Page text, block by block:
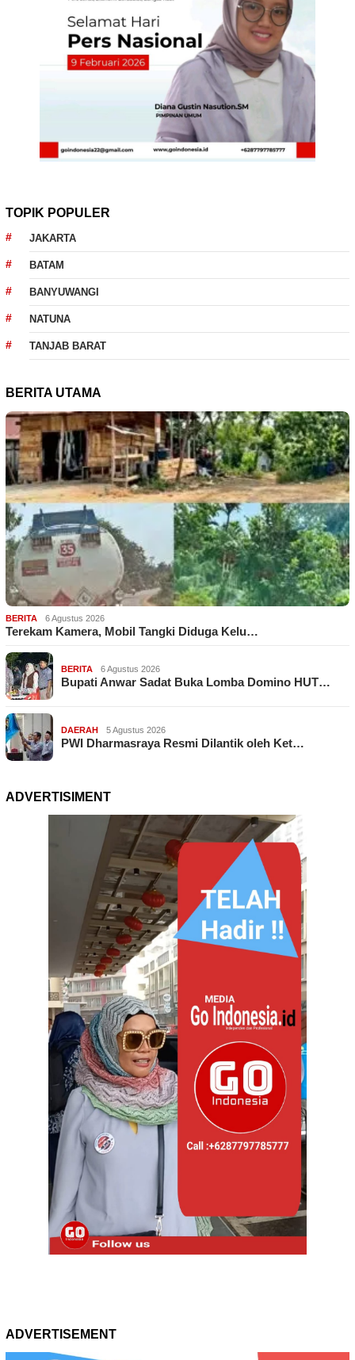
TOPIK POPULER
JAKARTA
BATAM
BANYUWANGI
NATUNA
TANJAB BARAT
BERITA UTAMA
BERITA 6 Agustus 2026
Terekam Kamera, Mobil Tangki Diduga Kelu…
BERITA 6 Agustus 2026
Bupati Anwar Sadat Buka Lomba Domino HUT…
DAERAH 5 Agustus 2026
PWI Dharmasraya Resmi Dilantik oleh Ket…
ADVERTISIMENT
ADVERTISEMENT